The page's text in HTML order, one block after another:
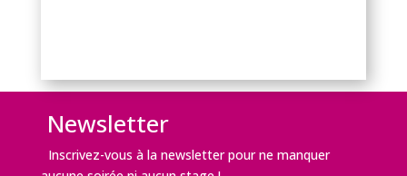
Newsletter
Inscrivez-vous à la newsletter pour ne manquer